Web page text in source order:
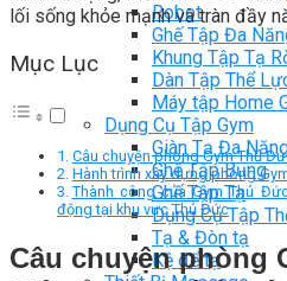
Robot
Ghế Tập Đa
Khung Tập Tạ
Dàn Tập Thể
Máy tập Home
Dụng Cụ Tập Gym
Giàn Tạ Đa
Ghế Tập Bụng
Ghế Tập Tạ
Dụng Cụ Tập
Tạ & Đòn tạ
Kệ để tạ
lối sống khỏe mạnh và tràn đầy
Mục Lục
Câu chuyện phòng Gym Thủ
Hành trình xây dựng phòng
Thành công của Gym Thủ
động tại khu vực Thủ Đức
Câu chuyện phòng